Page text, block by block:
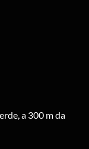
a 300 m da